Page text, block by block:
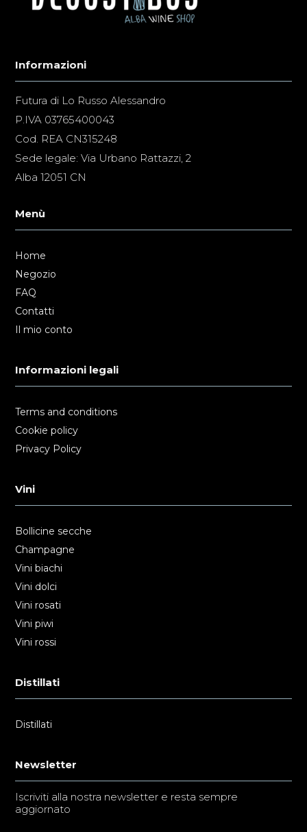
Informazioni
Futura di Lo Russo Alessandro
P.IVA 03765400043
Cod. REA CN315248
Sede legale: Via Urbano Rattazzi, 2
Alba 12051 CN
Menù
Home
Negozio
FAQ
Contatti
Il mio conto
Informazioni legali
Terms and conditions
Cookie policy
Privacy Policy
Vini
Bollicine secche
Champagne
Vini biachi
Vini dolci
Vini rosati
Vini piwi
Vini rossi
Distillati
Distillati
Newsletter
Iscriviti alla nostra newsletter e resta sempre
aggiornato